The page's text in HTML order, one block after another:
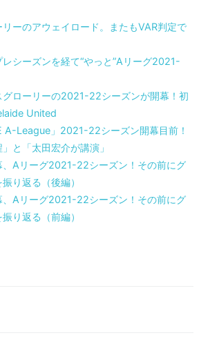
ーのアウェイロード。またもVAR判定で
シーズンを経て“やっと”Aリーグ2021-
グローリーの2021-22シーズンが開幕！初
United
A-League」2021-22シーズン開幕目前！
と「太田宏介が講演」
、Aリーグ2021-22シーズン！その前にグ
り返る（後編）
、Aリーグ2021-22シーズン！その前にグ
り返る（前編）